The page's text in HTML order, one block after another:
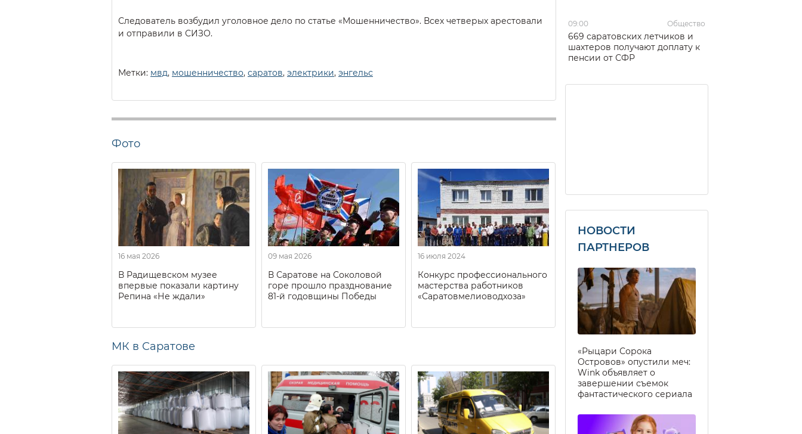
Следователь возбудил уголовное дело по статье «Мошенничество». Всех четверых арестовали
и отправили в СИЗО.
Метки: мвд, мошенничество, саратов, электрики, энгельс
Фото
16 мая 2026
В Радищевском музее
впервые показали картину
Репина «Не ждали»
09 мая 2026
В Саратове на Соколовой
горе прошло празднование
81-й годовщины Победы
16 июля 2024
Конкурс профессионального
мастерства работников
«Саратовмелиоводхоза»
МК в Саратове
09:00 Общество
669 саратовских летчиков и
шахтеров получают доплату к
пенсии от СФР
НОВОСТИ
ПАРТНЕРОВ
«Рыцари Сорока
Островов» опустили меч:
Wink объявляет о
завершении съемок
фантастического сериала